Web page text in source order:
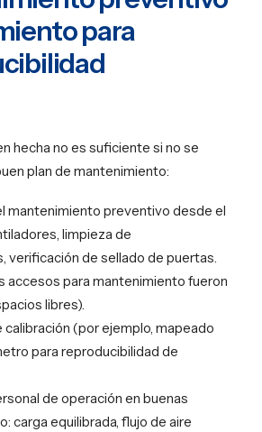
para
hecha no es suficiente si no se
plan de mantenimiento:
mantenimiento preventivo desde el
limpieza de
verificación de sellado de puertas.
accesos para mantenimiento fueron
libres).
calibración (por ejemplo, mapeado
para reproducibilidad de
de operación en buenas
carga equilibrada, flujo de aire